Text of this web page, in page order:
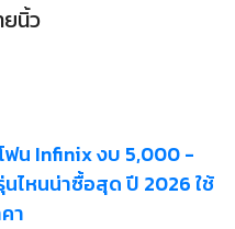
ยนิ้ว
ฟน Infinix งบ 5,000 -
ไหนน่าซื้อสุด ปี 2026 ใช้
า